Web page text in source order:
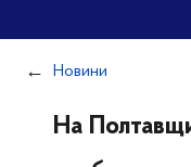
Новини
На